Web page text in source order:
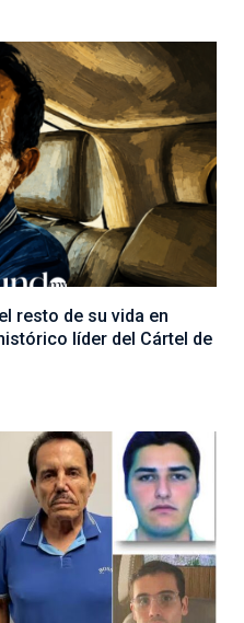
resto de su vida en
líder del Cártel de